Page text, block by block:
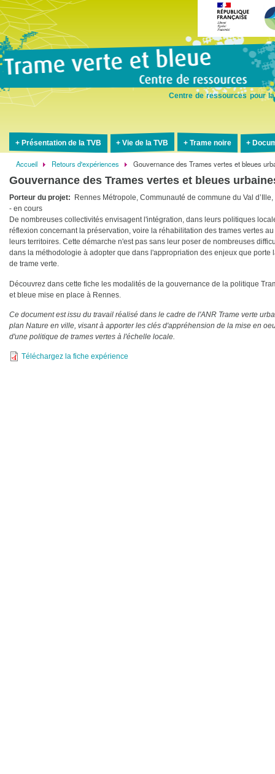
Centre de ressources pour
Présentation de la TVB Vie de la TVB Trame noire
Fil
d'Ariane
Accueil Retours d'expériences Gouvernance des Trames vertes et bleues
Gouvernance des Trames vertes et bleues
Porteur du projet
Rennes Métropole, Communauté de commune du Val
- en cours
De nombreuses collectivités envisagent l'intégration, dans leurs politiques
réflexion concernant la préservation, voire la réhabilitation des trames vertes
leurs territoires. Cette démarche n'est pas sans leur poser de nombreuses
dans la méthodologie à adopter que dans l'appropriation des enjeux que porte
de trame verte.
Découvrez dans cette fiche les modalités de la gouvernance de la politique
et bleue mise en place à Rennes.
Ce document est issu du travail réalisé dans le cadre de l'ANR Trame verte
plan Nature en ville, visant à apporter les clés d'appréhension de la mise en
d'une politique de trames vertes à l'échelle locale.
Téléchargez la fiche expérience